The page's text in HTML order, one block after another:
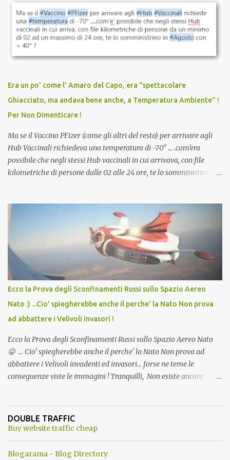
vaccinazione. Non avevamo mai sentito parlare di ricompense,
sconti, incentivi per vaccinarsi. Non avevamo mai visto
discriminazioni per coloro che non l’hanno fatto. Se non sei stato
vaccinato, nessuno aveva prima cercato di farti sentire una
persona cattiva. Non avevamo mai visto un vaccino che minacci le
vaccino usato per minacciare i mezzi di sussistenza, il lavoro o la
scuola. Non avevamo mai visto un vaccino che permettesse a un
dodicenne di ignorare il consenso dei genitori. Dopo tutti i vaccini
che abbiamo elencato sopra...
Era un po' come l' Amaro del Capo, era "spettacolare
Ghiacciato, ma andava bene anche, a Temperatura Ambiente" !
Per Non Dimenticare !
Ma se il Vaccino PFizer (come gli altri del resto) per arrivare agli
Hub Vaccinali richiedeva una temperatura di -70° ... .com'era
possibile che negli stessi Hub vaccinali in cui arrivava, con file
kilometriche di persone dalle 02 alle 24 ore, te lo somministravano
Vaccino come: l' Amaro del Capo, era "spettacolare Ghiacciato, ma
andava bene anche, a Temperatura Ambiente"! Riproponiamo
l'articolo per NON Dimenticare!
Ecco la Prova degli Sconfinamenti Russi sullo Spazio Aereo
Nato :) ...Cio' spiegherebbe anche il perche' la Nato Non prova
ad abbattere i Velivoli invasori !
Ecco la Prova degli Sconfinamenti Russi sullo Spazio Aereo Nato
😛 ... Cio' spiegherebbe anche il perche' la Nato Non prova ad
abbattere i Velivoli invadenti ed invasori... forse ne teme le
conseguenze viste le immagini ! Tranquilli, Non esiste ancora
ancora una fantasia Nato o forse una "False Flag", per provocare
una guerra mondiale che difficilmente da menti sane, potrebbe
DOUBLE TRAFFIC
Buy website traffic cheap
Blogarama - Blog Directory